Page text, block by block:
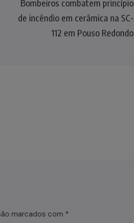
Bombeiros combatem princípio
de incêndio em cerâmica na SC-
112 em Pouso Redondo
marcados com *